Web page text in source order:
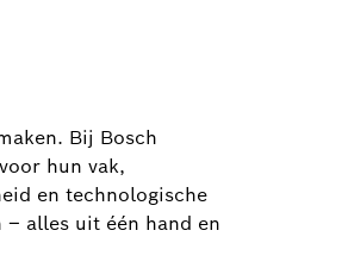
Bij Bosch
hun vak,
en technologische
alles uit één hand en